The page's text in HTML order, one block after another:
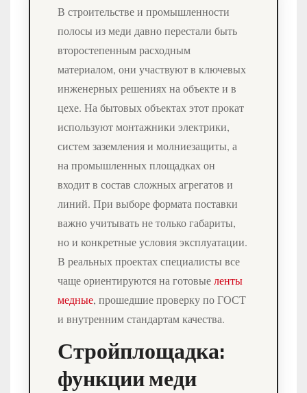
В строительстве и промышленности
полосы из меди давно перестали быть
второстепенным расходным
материалом, они участвуют в ключевых
инженерных решениях на объекте и в
цехе. На бытовых объектах этот прокат
используют монтажники электрики,
систем заземления и молниезащиты, а
на промышленных площадках он
входит в состав сложных агрегатов и
линий. При выборе формата поставки
важно учитывать не только габариты,
но и конкретные условия эксплуатации.
В реальных проектах специалисты все
чаще ориентируются на готовыеленты
медные, прошедшие проверку по ГОСТ
и внутренним стандартам качества.
Стройплощадка:
функции меди